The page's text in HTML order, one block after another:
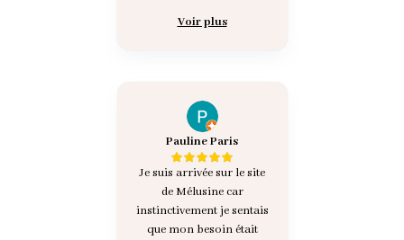
Voir plus
Pauline Paris
Je suis arrivée sur le site
de Mélusine car
instinctivement je sentais
que mon besoin était